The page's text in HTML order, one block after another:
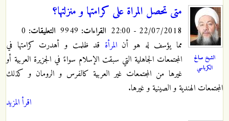
الشيخ صالح
الكرباسي
متى تحصل المراة على كرامتها و منزلتها؟
22/07/2018 - 22:00 القراءات: التعليقات:
مما يؤسف له هو أنالمرأة قد ظلمت و أهدرت كرامتها في
المجتمعات الجاهلية التي سبقت الإسلام سواءً في الجزيرة العربية أو
غيرها من المجتمعات غير العربية كالفرس و الرومان و كذلك
المجتمعات الهندية و الصينية و غيرها.
اقرأ المزيد